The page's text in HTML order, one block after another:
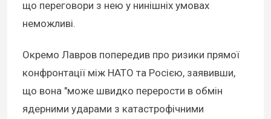
що переговори з нею у нинішніх умовах
неможливі.
Окремо Лавров попередив про ризики прямої
конфронтації між НАТО та Росією, заявивши,
що вона "може швидко перерости в обмін
ядерними ударами з катастрофічними